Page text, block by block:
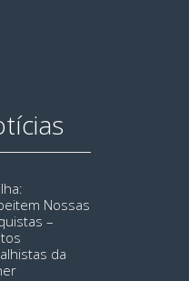
Nossas
–
da